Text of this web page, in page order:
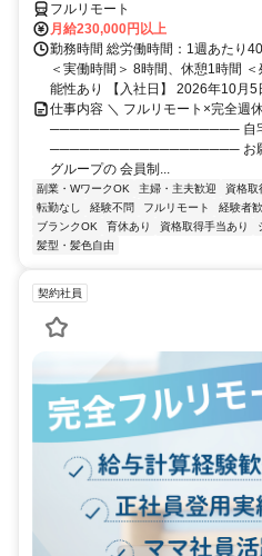
フルリモート
月給230,000円以上
勤務時間 総労働時間：1週あたり
＜実働時間＞ 8時間、休憩1時間
能性あり 【入社日】 2026年10月5
仕事内容 ＼ フルリモート×完全週
─────────────────── 自宅
─────────────────── お願
グループの 会員制...
副業・WワークOK 主婦・主夫歓迎 資格取
転勤なし
経験不問 フルリモート 経験者
ブランクOK
育休あり 資格取得手当あり
髪型・髪色自由
契約社員